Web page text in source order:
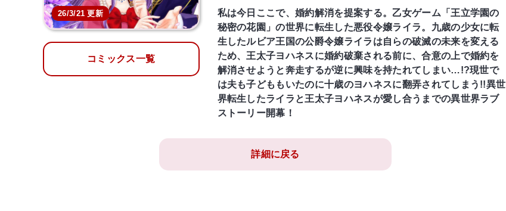
26/3/21 更新
コミックス一覧
私は今日ここで、婚約解消を提案する。乙女ゲーム「王立学園の
秘密の花園」の世界に転生した悪役令嬢ライラ。九歳の少女に転
生したルビア王国の公爵令嬢ライラは自らの破滅の未来を変える
ため、王太子ヨハネスに婚約破棄される前に、合意の上で婚約を
解消させようと奔走するが逆に興味を持たれてしまい…!?現世で
は夫も子どももいたのに十歳のヨハネスに翻弄されてしまう!!異世
界転生したライラと王太子ヨハネスが愛し合うまでの異世界ラブ
ストーリー開幕！
詳細に戻る